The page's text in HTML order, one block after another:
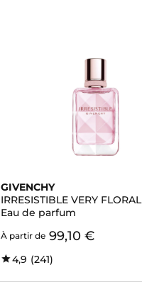
GIVENCHY
IRRESISTIBLE VERY FLORAL
Eau de parfum
À partir de 99,10 €
4,9 (241)